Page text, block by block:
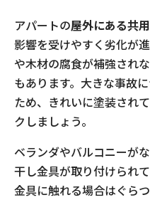
アパートの屋外にある共
影響を受けやすく劣化が
や木材の腐食が補強され
もあります。大きな事故
ため、きれいに塗装され
クしましょう。
ベランダやバルコニーが
干し金具が取り付けられ
金具に触れる場合はぐら